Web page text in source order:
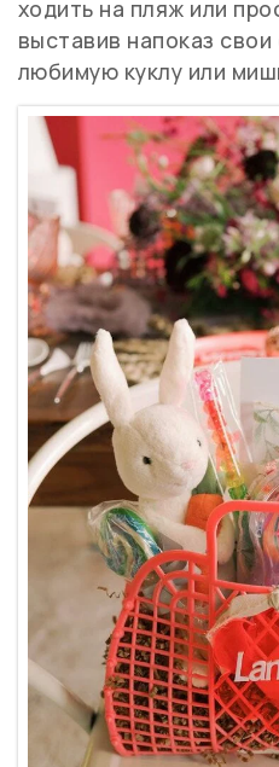
ходить на пляж или
выставив напоказ
любимую куклу или